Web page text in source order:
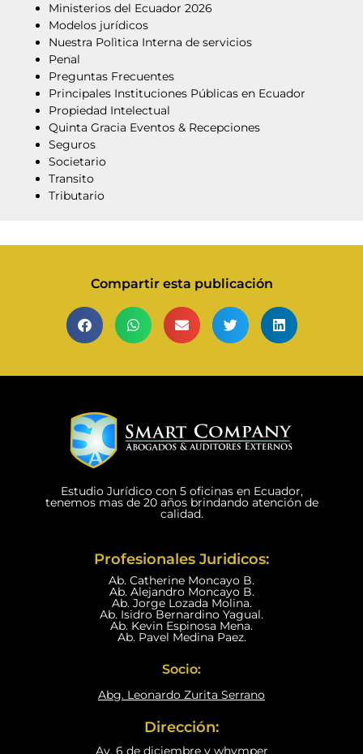
Ministerios del Ecuador 2026
Modelos jurídicos
Nuestra Polìtica Interna de servicios
Penal
Preguntas Frecuentes
Principales Instituciones Públicas en Ecuador
Propiedad Intelectual
Quinta Gracia Eventos & Recepciones
Seguros
Societario
Transito
Tributario
Compartir esta publicación
Estudio Jurídico con 5 oficinas en Ecuador,
tenemos mas de 20 años brindando atención de
calidad.
Profesionales Juridicos:
Ab. Catherine Moncayo B.
Ab. Alejandro Moncayo B.
Ab. Jorge Lozada Molina.
Ab. Isidro Bernardino Yagual.
Ab. Kevin Espinosa Mena.
Ab. Pavel Medina Paez.
Socio:
Abg. Leonardo Zurita Serrano
Dirección: